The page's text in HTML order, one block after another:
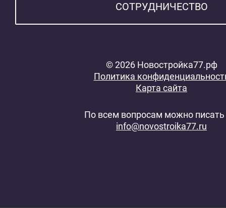
СОТРУДНИЧЕСТВО
© 2026 Новостройка77.рф
Политика
Карта сайта
По всем вопросам можно писать
info@novostroika77.ru